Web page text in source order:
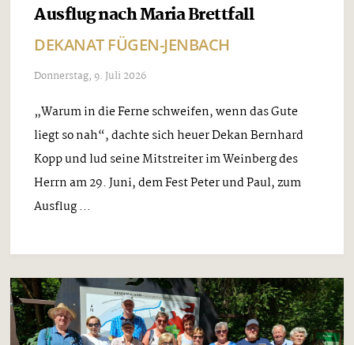
Ausflug nach Maria Brettfall
DEKANAT FÜGEN-JENBACH
Donnerstag, 9. Juli 2026
„Warum in die Ferne schweifen, wenn das Gute
liegt so nah“, dachte sich heuer Dekan Bernhard
Kopp und lud seine Mitstreiter im Weinberg des
Herrn am 29. Juni, dem Fest Peter und Paul, zum
Ausflug ...